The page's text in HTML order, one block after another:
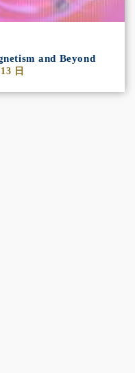
and Beyond
日